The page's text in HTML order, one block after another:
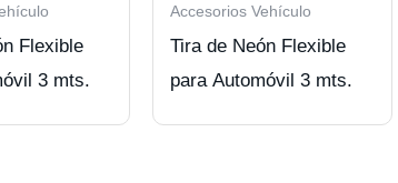
Flexible
3 mts.
Accesorios Vehículo
Tira de Neón Flexible
para Automóvil 3 mts.